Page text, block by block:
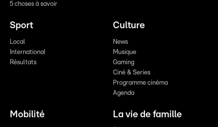
5 choses à savoir
Sport
Local
International
Résultats
Culture
News
Musique
Gaming
Ciné & Series
Programme cinéma
Agenda
Mobilité La vie de famille